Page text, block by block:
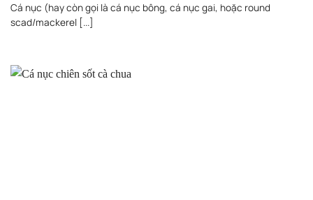
Cá nục (hay còn gọi là cá nục bông, cá nục gai, hoặc round
scad/mackerel [...]